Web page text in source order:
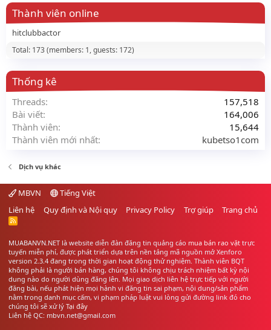
Thành viên online
hitclubbactor
Total: 173 (members: 1, guests: 172)
Thống kê
Threads
157,518
Bài viết
164,006
Thành viên
15,644
Thành viên mới nhất
kubetso1com
Dịch vụ khác
MBVN
Tiếng Việt
Liên hệ
Quy định và Nội quy Privacy Policy Trợ giúp Trang chủ
R
MUABANVN.NET là website diễn đàn đăng tin quảng cáo mua bán rao vặt trực
tuyến miễn phí, được phát triển dựa trên nền tảng mã nguồn mở Xenforo
version 2.3.4 đang trong thời gian hoạt động thử nghiệm. Thành viên BQT
không phải là người bán hàng, chúng tôi không chịu trách nhiệm bất kỳ nội
dung nào do người dùng đăng lên. Mọi giao dịch liên hệ trực tiếp với người
đăng bài, nếu phát hiện mọi hành vi đăng tin sai phạm, nội dung/sản phẩm
nằm trong danh mục cấm, vi phạm pháp luật vui lòng gửi đường link đó cho
chúng tôi sẽ xử lý Tại đây
Liên hệ QC: mbvn.net@gmail.com